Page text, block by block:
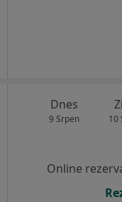
Dnes
9 Srpen 10
Online